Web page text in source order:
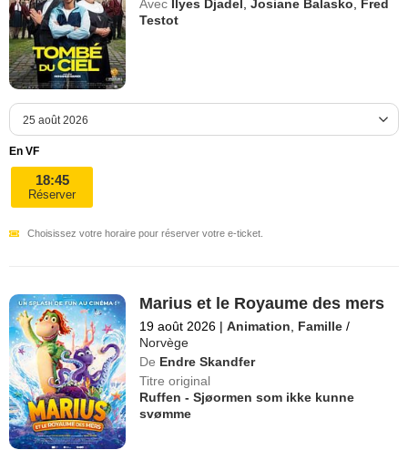
Avec Ilyes Djadel ,Josiane Balasko
Fred
Testot
En VF
18:45
Réserver
Choisissez votre horaire pour réserver votre e-ticket.
Marius et le Royaume des mers
19 août 2026 | Animation Famille /
Norvège
De Endre Skandfer
Titre original
Ruffen - Sjøormen som ikke kunne
svømme